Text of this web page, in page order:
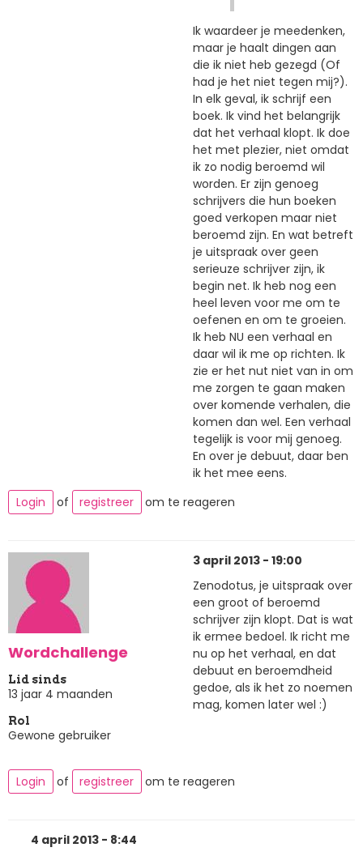
Ik waardeer je meedenken,
maar je haalt dingen aan
die ik niet heb gezegd (Of
had je het niet tegen mij?).
In elk geval, ik schrijf een
boek. Ik vind het belangrijk
dat het verhaal klopt. Ik doe
het met plezier, niet omdat
ik zo nodig beroemd wil
worden. Er zijn genoeg
schrijvers die hun boeken
goed verkopen maar niet
beroemd zijn. En wat betreft
je uitspraak over geen
serieuze schrijver zijn, ik
begin net. Ik heb nog een
heel leven voor me om te
oefenen en om te groeien.
Ik heb NU een verhaal en
daar wil ik me op richten. Ik
zie er het nut niet van in om
me zorgen te gaan maken
over komende verhalen, die
komen dan wel. Een verhaal
tegelijk is voor mij genoeg.
En over je debuut, daar ben
ik het mee eens.
Login
of registreer om te reageren
Wordchallenge
Lid sinds
13 jaar 4 maanden
Rol
Gewone gebruiker
3 april 2013 - 19:00
Zenodotus, je uitspraak over
een groot of beroemd
schrijver zijn klopt. Dat is wat
ik ermee bedoel. Ik richt me
nu op het verhaal, en dat
debuut en beroemdheid
gedoe, als ik het zo noemen
mag, komen later wel :)
Login of registreer om te reageren
4 april 2013 - 8:44